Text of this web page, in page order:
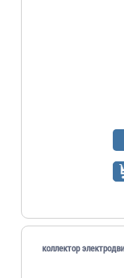
коллектор